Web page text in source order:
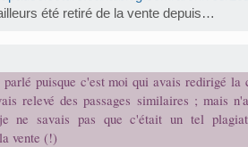
été retiré de la vente depuis…
parlé puisque c'est moi qui avais redirigé la
relevé des passages similaires ; mais
je ne savais pas que c'était un tel
vente (!)